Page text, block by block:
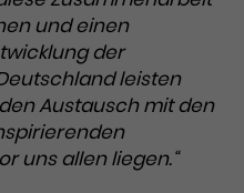
Das Cookie
um Informationen
wie
eine Website
bei der Erstellung
über die
Website. Die
speichert
zu Werbeklicks und
und einen
der
leisten
Austausch mit den
uns allen liegen.“